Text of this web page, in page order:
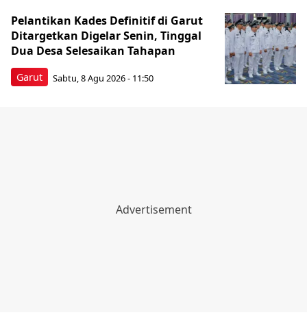
Garut
Pelantikan Kades Definitif di Garut
Ditargetkan Digelar Senin, Tinggal
Dua Desa Selesaikan Tahapan
Sabtu, 8 Agu 2026 - 11:50